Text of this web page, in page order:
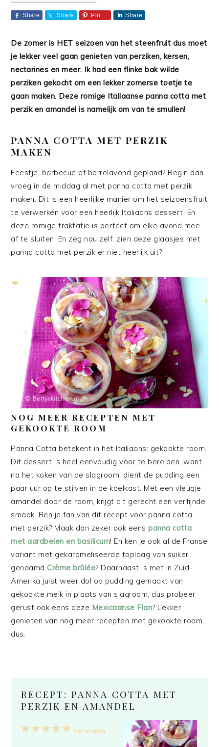
Share Share Pin Share
De zomer is HET seizoen van het steenfruit dus moet
je lekker veel gaan genieten van perziken, kersen,
nectarines en meer. Ik had een flinke bak wilde
perziken gekocht om een lekker zomerse toetje te
gaan maken. Deze romige Italiaanse panna cotta met
perzik en amandel is namelijk om van te smullen!
PANNA COTTA MET PERZIK
MAKEN
Feestje, barbecue of borrelavond gepland? Begin dan
vroeg in de middag al met panna cotta met perzik
maken. Dit is een heerlijke manier om het seizoensfruit
te verwerken voor een heerlijk Italiaans dessert. En
deze romige traktatie is perfect om elke avond mee
af te sluiten. En zeg nou zelf: zien deze glaasjes met
panna cotta met perzik er niet heerlijk uit?
NOG MEER RECEPTEN MET
GEKOOKTE ROOM
Panna Cotta betekent in het Italiaans: gekookte room.
Dit dessert is heel eenvoudig voor te bereiden, want
na het koken van de slagroom, dient de pudding een
paar uur op te stijven in de koelkast. Met een vleugje
amandel door de room, krijgt dit gerecht een verfijnde
smaak. Ben je fan van dit recept voor panna cotta
met perzik? Maak dan zeker ook eenspanna cotta
met aardbeien en basilicum! En ken je ook al de Franse
variant met gekarameliseerde toplaag van suiker
genaamd Crème brûlée? Daarnaast is met in Zuid-
Amerika juist weer dol op pudding gemaakt van
gekookte melk in plaats van slagroom, dus probeer
gerust ook eens deze Mexicaanse Flan? Lekker
genieten van nog meer recepten met gekookte room
dus.
RECEPT: PANNA COTTA MET
PERZIK EN AMANDEL
5
4
3
2
1
No reviews